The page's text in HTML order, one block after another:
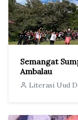
Semangat
Ambalau
Literasi Uud